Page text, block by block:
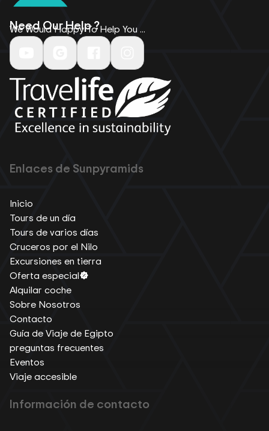
Need Our Help ?
We Would Happy To Help You ...
Enlaces de Sunpyramids
Inicio
Tours de un día
Tours de varios días
Cruceros por el Nilo
Excursiones en tierra
Oferta especial
Alquilar coche
Sobre Nosotros
Contacto
Guía de Viaje de Egipto
preguntas frecuentes
Eventos
Viaje accesible
Información de contacto